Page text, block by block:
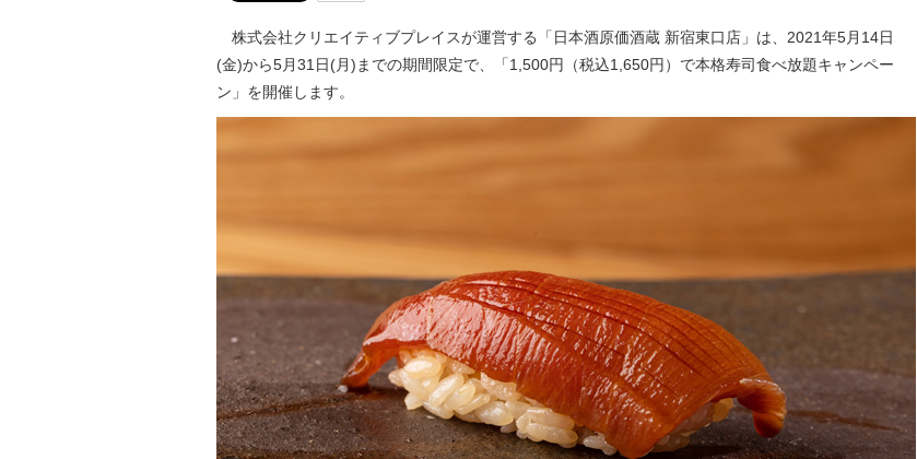
株式会社クリエイティブプレイスが運営する「日本酒原価酒蔵 新宿東口店」は、2021年5月14日
(金)から5月31日(月)までの期間限定で、「1,500円（税込1,650円）で本格寿司食べ放題キャンペー
ン」を開催します。